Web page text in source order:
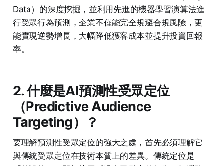
Data）的深度挖掘，並利用先進的機器學習演算法進
行受眾行為預測，企業不僅能完全規避合規風險，更
能實現逆勢增長，大幅降低獲客成本並提升投資回報
率。
2. 什麼是AI預測性受眾定位
（Predictive Audience
Targeting）？
要理解預測性受眾定位的強大之處，首先必須理解它
與傳統受眾定位在技術本質上的差異。傳統定位是